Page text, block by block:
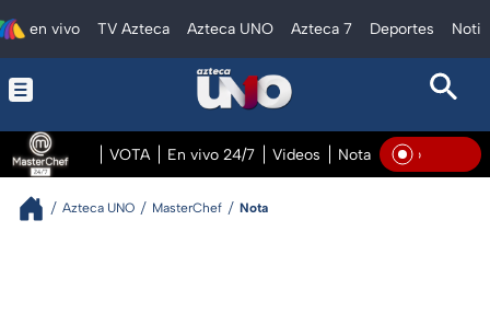
en vivo TV Azteca Azteca UNO Azteca 7 Deportes
VOTA En vivo 24/7 Videos Notas En vivo En
Azteca UNO MasterChef Nota